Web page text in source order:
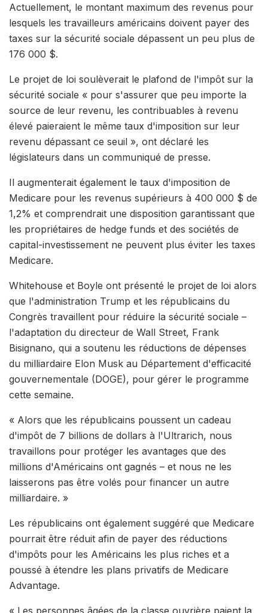
Actuellement, le montant maximum des revenus pour
lesquels les travailleurs américains doivent payer des
taxes sur la sécurité sociale dépassent un peu plus de
176 000 $.
Le projet de loi soulèverait le plafond de l'impôt sur la
sécurité sociale « pour s'assurer que peu importe la
source de leur revenu, les contribuables à revenu
élevé paieraient le même taux d'imposition sur leur
revenu dépassant ce seuil », ont déclaré les
législateurs dans un communiqué de presse.
Il augmenterait également le taux d'imposition de
Medicare pour les revenus supérieurs à 400 000 $ de
1,2% et comprendrait une disposition garantissant que
les propriétaires de hedge funds et des sociétés de
capital-investissement ne peuvent plus éviter les taxes
Medicare.
Whitehouse et Boyle ont présenté le projet de loi alors
que l'administration Trump et les républicains du
Congrès travaillent pour réduire la sécurité sociale –
l'adaptation du directeur de Wall Street, Frank
Bisignano, qui a soutenu les réductions de dépenses
du milliardaire Elon Musk au Département d'efficacité
gouvernementale (DOGE), pour gérer le programme
cette semaine.
« Alors que les républicains poussent un cadeau
d'impôt de 7 billions de dollars à l'Ultrarich, nous
travaillons pour protéger les avantages que des
millions d'Américains ont gagnés – et nous ne les
laisserons pas être volés pour financer un autre
milliardaire. »
Les républicains ont également suggéré que Medicare
pourrait être réduit afin de payer des réductions
d'impôts pour les Américains les plus riches et a
poussé à étendre les plans privatifs de Medicare
Advantage.
« Les personnes âgées de la classe ouvrière paient la